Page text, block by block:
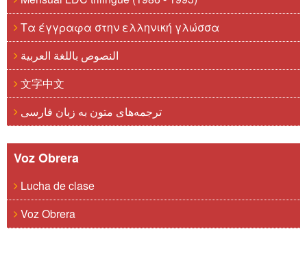
Τα έγγραφα στην ελληνική γλώσσα
النصوص باللغة العربية
文字中文
ترجمه‌های متون به زبان فارسی
Voz Obrera
Lucha de clase
Voz Obrera